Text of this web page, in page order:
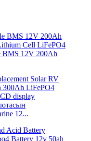
BMS 12V 200Ah
12...